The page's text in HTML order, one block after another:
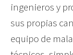
ingenieros y
sus propias
equipo de